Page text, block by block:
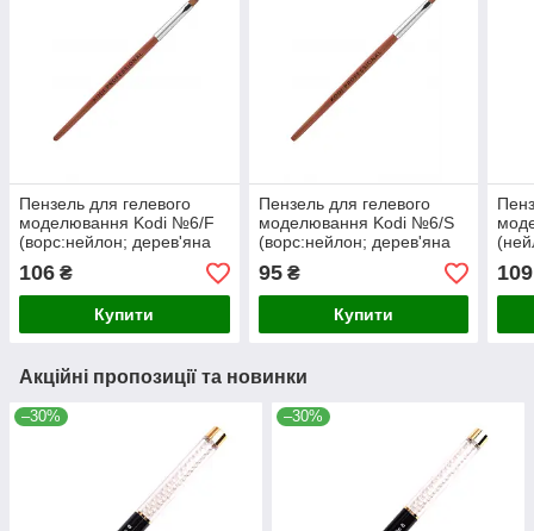
Пензель для гелевого
моделювання Kodi №6/F
(ворс:нейлон; дерев'яна
ручка)
106 ₴
Купити
Пензель для гелевого
моделювання Kodi №6/S
(ворс:нейлон; дерев'яна
ручка)
95₴
Купити
109
Акційні пропозиції та новинки
–30% –30%